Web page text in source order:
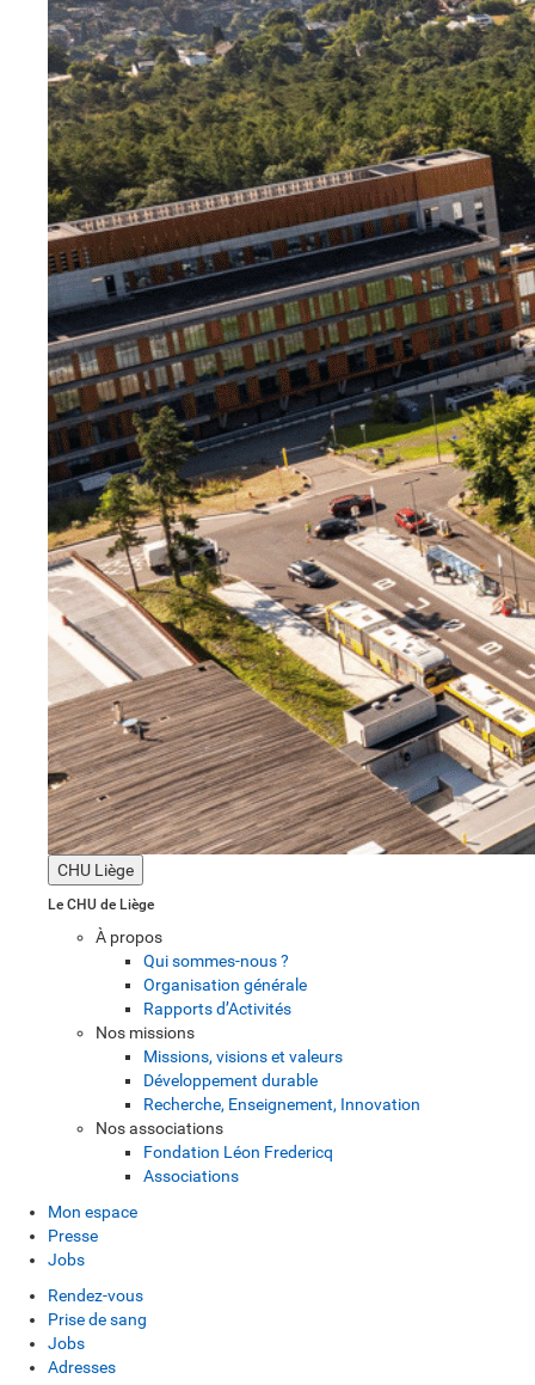
CHU Liège
Le CHU de Liège
À propos
Qui sommes-nous ?
Organisation générale
Rapports d’Activités
Nos missions
Missions, visions et valeurs
Développement durable
Recherche, Enseignement, Innovation
Nos associations
Fondation Léon Fredericq
Associations
Mon espace
Presse
Jobs
Rendez-vous
Prise de sang
Jobs
Adresses